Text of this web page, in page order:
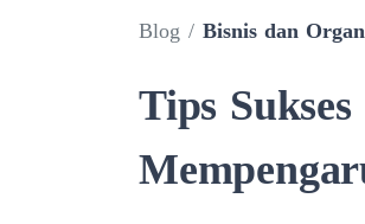
Blog / Bisnis dan
Tips